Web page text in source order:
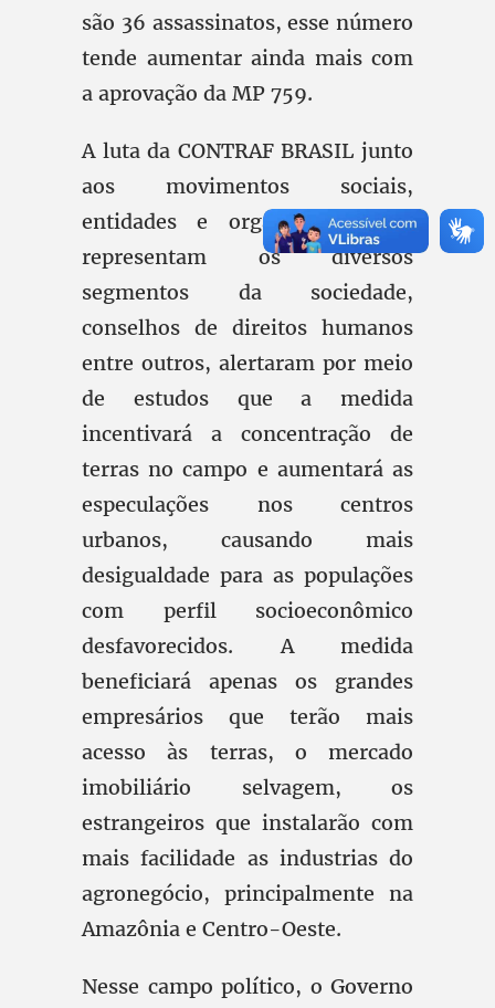
são 36 assassinatos, esse número
tende aumentar ainda mais com
a aprovação da MP 759.
A luta da CONTRAF BRASIL junto
aos movimentos sociais,
entidades e organizações que
representam os diversos
segmentos da sociedade,
conselhos de direitos humanos
entre outros, alertaram por meio
de estudos que a medida
incentivará a concentração de
terras no campo e aumentará as
especulações nos centros
urbanos, causando mais
desigualdade para as populações
com perfil socioeconômico
desfavorecidos. A medida
beneficiará apenas os grandes
empresários que terão mais
acesso às terras, o mercado
imobiliário selvagem, os
estrangeiros que instalarão com
mais facilidade as industrias do
agronegócio, principalmente na
Amazônia e Centro-Oeste.
Nesse campo político, o Governo